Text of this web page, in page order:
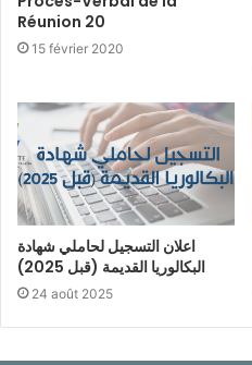
Réunion 20
15 février 2020
اعلان التسجيل لحاملي شهادة
البكالوريا القديمة (قبل 2025)
24 août 2025